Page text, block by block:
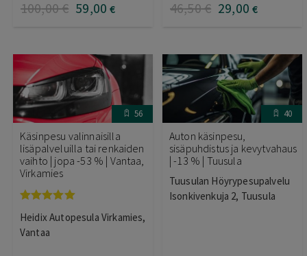
100,00€ 59,00 € 46,50€ 29,00 €
56
Käsinpesu valinnaisilla
lisäpalveluilla tai renkaiden
vaihto | jopa -53 % | Vantaa,
Virkamies
tuotteesta:
5.00 / 5
Heidix Autopesula Virkamies,
Vantaa
40
Auton käsinpesu,
sisäpuhdistus ja kevytvahaus
| -13 % | Tuusula
Tuusulan Höyrypesupalvelu
Isonkivenkuja 2, Tuusula